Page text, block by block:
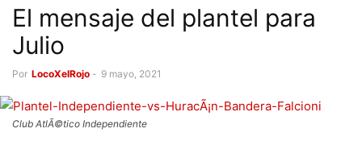
El mensaje del plantel para
Julio
Por LocoXelRojo - 9 mayo, 2021
Club AtlÃ©tico Independiente